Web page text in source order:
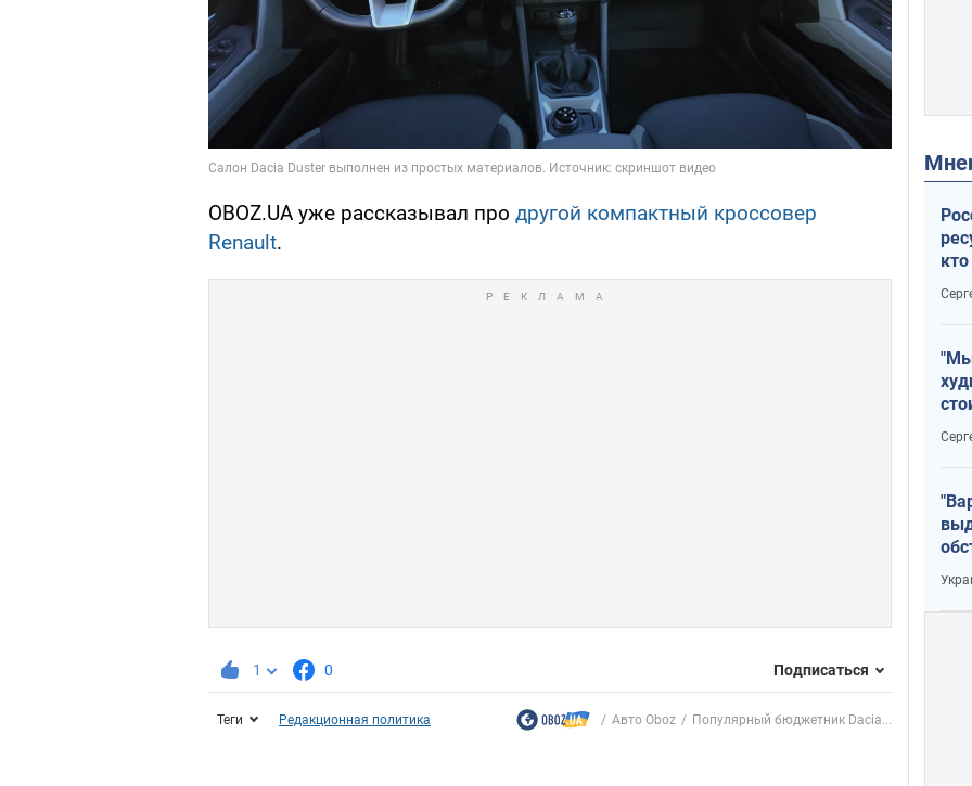
OBOZ.UA уже рассказывал про другой компактный кроссовер
Renault.
1 0 Подписаться
Теги Редакционная политика Авто Oboz Популярный бюджетник Dacia...